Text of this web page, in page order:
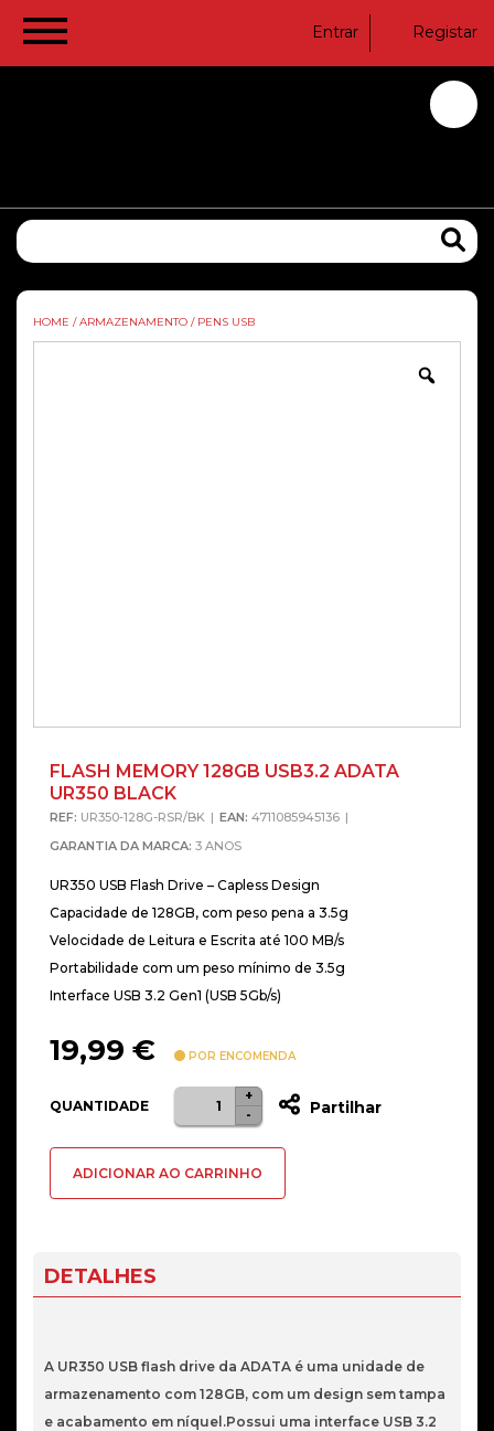
Entrar Registar
HOME / ARMAZENAMENTO / PENS USB
FLASH MEMORY 128GB USB3.2 ADATA
UR350 BLACK
REF: UR350-128G-RSR/BK EAN: 4711085945136
GARANTIA DA MARCA: 3 ANOS
UR350 USB Flash Drive – Capless Design
Capacidade de 128GB, com peso pena a 3.5g
Velocidade de Leitura e Escrita até 100 MB/s
Portabilidade com um peso mínimo de 3.5g
Interface USB 3.2 Gen1 (USB 5Gb/s)
19,99 € POR ENCOMENDA
QUANTIDADE
Quantidade
de
MEMORY
UR350
-
+
Partilhar
ADICIONAR AO CARRINHO
DETALHES
A UR350 USB flash drive da ADATA é uma unidade de
armazenamento com 128GB, com um design sem tampa
e acabamento em níquel.Possui uma interface USB 3.2